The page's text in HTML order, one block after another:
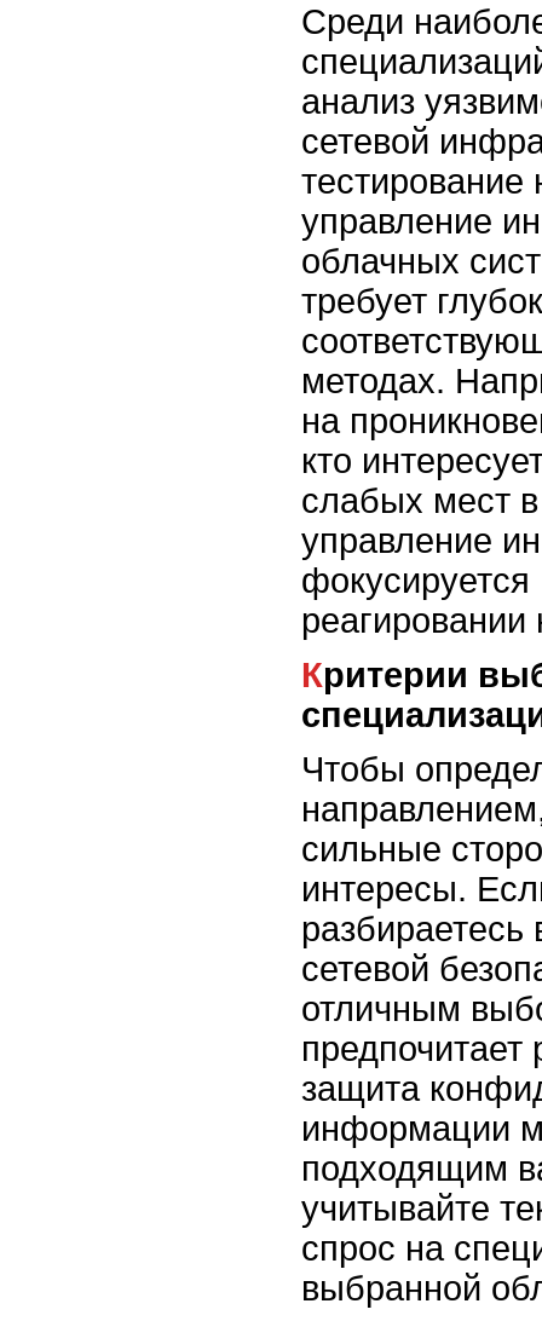
Среди
анализ
сетевой
тестирование
управление
облачных
требует
методах.
на
кто
слабых мест
управление
реагировании
Критерии выбора
Чтобы
сильные
интересы.
разбираетесь
сетевой
отличным
защита
информации
подходящим
учитывайте
спрос на
выбранной